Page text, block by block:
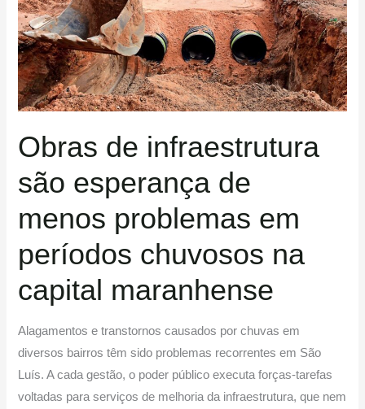
Obras de infraestrutura
são esperança de
menos problemas em
períodos chuvosos na
capital maranhense
Alagamentos e transtornos causados por chuvas em
diversos bairros têm sido problemas recorrentes em São
Luís. A cada gestão, o poder público executa forças-tarefas
voltadas para serviços de melhoria da infraestrutura, que nem
de
menos
problemas
em
períodos
na
maranhense